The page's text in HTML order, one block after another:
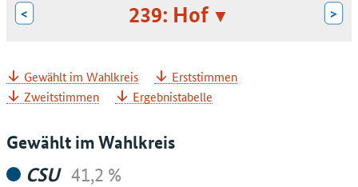
< 239: Hof >
Gewählt im Wahlkreis
Erststimmen
Zweitstimmen
Ergebnistabelle
Gewählt im Wahlkreis
CSU 41,2 %